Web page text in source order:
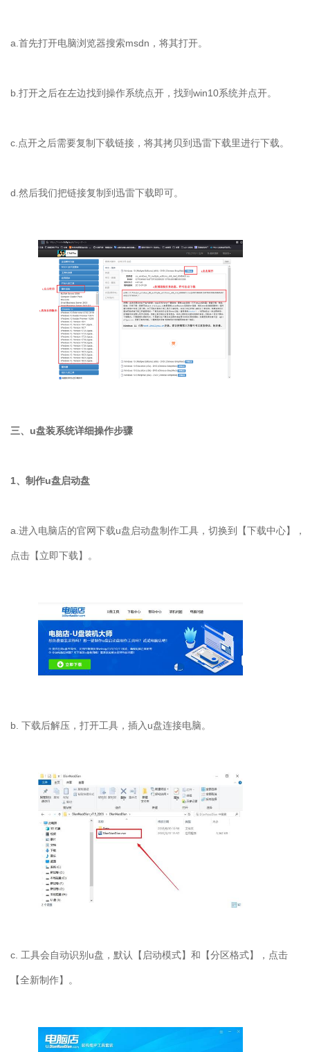
a.首先打开电脑浏览器搜索msdn，将其打开。
b.打开之后在左边找到操作系统点开，找到win10系统并点开。
c.点开之后需要复制下载链接，将其拷贝到迅雷下载里进行下载。
d.然后我们把链接复制到迅雷下载即可。
三、u盘装系统详细操作步骤
1、制作u盘启动盘
a.进入电脑店的官网下载u盘启动盘制作工具，切换到【下载中心】，
点击【立即下载】。
b. 下载后解压，打开工具，插入u盘连接电脑。
c. 工具会自动识别u盘，默认【启动模式】和【分区格式】，点击
【全新制作】。